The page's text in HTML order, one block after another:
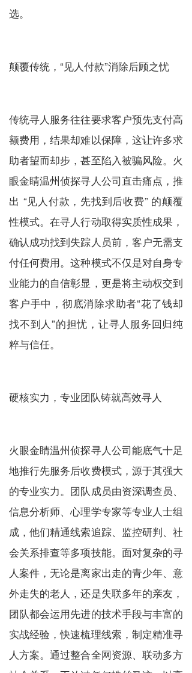
选。
颠覆传统，“见人付款”消除后顾之忧
传统寻人服务往往要求客户预先支付高
额费用，结果却难以保障，这让许多求
助者望而却步，甚至陷入被骗风险。火
眼金睛温州侦探寻人公司直击痛点，推
出 “见人付款，先找到后收费” 的颠覆
性模式。在寻人行动取得实质性成果，
确认成功找到失踪人员前，客户无需支
付任何费用。这种模式不仅是对自身专
业能力的自信彰显，更是将主动权交到
客户手中，彻底消除求助者“花了钱却
找不到人”的担忧，让寻人服务回归纯
粹与信任。
硬核实力，专业团队铸就高效寻人
火眼金睛温州侦探寻人公司能底气十足
地推行先服务后收费模式，源于其强大
的专业实力。团队成员由资深调查员、
信息分析师、心理学专家等专业人士组
成，他们精通线索追踪、监控研判、社
会关系排查等多项技能。面对复杂的寻
人案件，无论是离家出走的青少年、意
外走失的老人，还是失联多年的亲友，
团队都会运用先进的技术手段与丰富的
实战经验，快速梳理线索，制定精准寻
人方案。通过整合全网资源、联动多方